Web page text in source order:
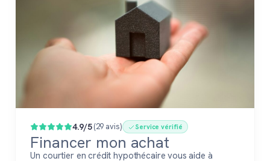
4.9/5(29 avis) Service vérifié
Financer mon achat
Un courtier en crédit hypothécaire vous aide à